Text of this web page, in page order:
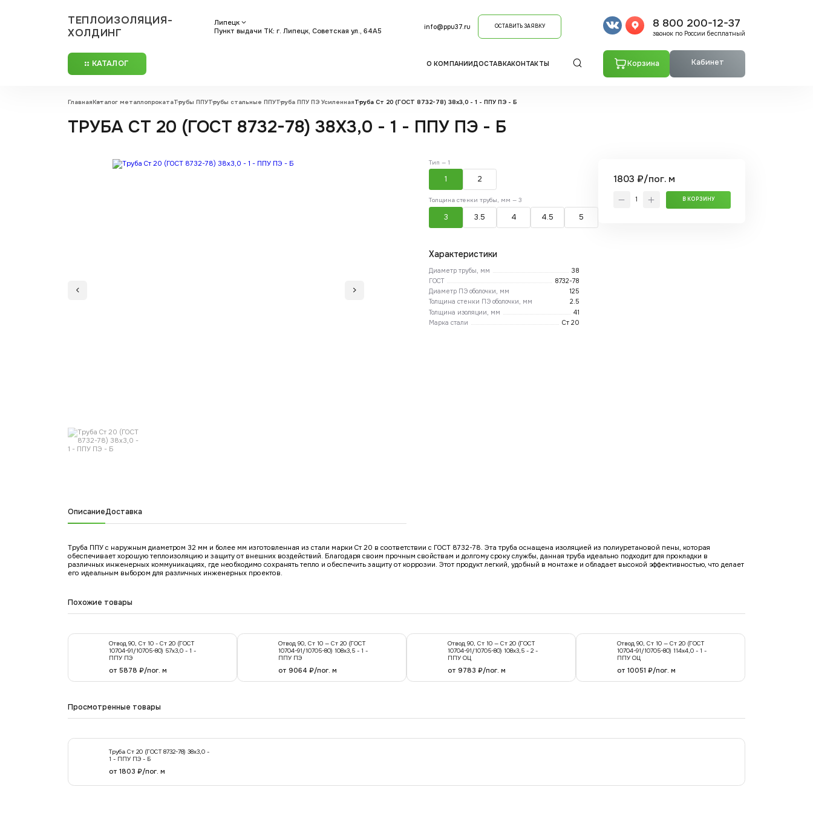
ТЕПЛОИЗОЛЯЦИЯ-
ХОЛДИНГ
Липецк
Пункт выдачи ТК: г. Липецк, Советская ул., 64А5
info@ppu37.ru ОСТАВИТЬ ЗАЯВКУ 8 800 200-12-37
звонок по России бесплатный
КАТАЛОГ О КОМПАНИИДОСТАВКАКОНТАКТЫ Корзина Кабинет
ГлавнаяКаталог металлопрокатаТрубы ППУТрубы стальные ППУТруба ППУ ПЭ УсиленнаяТруба Ст 20 (ГОСТ 8732-78) 38х3,0 - 1 - ППУ ПЭ - Б
ТРУБА СТ 20 (ГОСТ 8732-78) 38Х3,0 - 1 - ППУ ПЭ - Б
Тип — 1
1 2
Толщина стенки трубы, мм —3
3 3.5 4 4.5 5
Характеристики
Диаметр трубы, мм
38
ГОСТ
8732-78
Диаметр ПЭ оболочки, мм
125
Толщина стенки ПЭ оболочки, мм
2.5
Толщина изоляции, мм
41
Марка стали
Ст 20
1803 ₽/пог. м
В КОРЗИНУ
ОписаниеДоставка
Труба ППУ с наружным диаметром 32 мм и более мм изготовленная из стали марки Ст 20 в соответствии с ГОСТ 8732-78. Эта труба оснащена изоляцией из полиуретановой пены, которая
обеспечивает хорошую теплоизоляцию и защиту от внешних воздействий. Благодаря своим прочным свойствам и долгому сроку службы, данная труба идеально подходит для прокладки в
различных инженерных коммуникациях, где необходимо сохранять тепло и обеспечить защиту от коррозии. Этот продукт легкий, удобный в монтаже и обладает высокой эффективностью, что делает
его идеальным выбором для различных инженерных проектов.
Похожие товары
Отвод 90, Ст 10 - Ст 20 (ГОСТ
10704-91/10705-80) 57х3,0 - 1 -
ППУ ПЭ
от 5878 ₽/пог. м
Отвод 90, Ст 10 — Ст 20 (ГОСТ
10704-91/10705-80) 108x3,5 - 1 -
ППУ ПЭ
от 9064 ₽/пог. м
Отвод 90, Ст 10 — Ст 20 (ГОСТ
10704-91/10705-80) 108x3,5 - 2 -
ППУ ОЦ
от 9783 ₽/пог. м
Отвод 90, Ст 10 — Ст 20 (ГОСТ
10704-91/10705-80) 114x4,0 - 1 -
ППУ ОЦ
от 10051 ₽/пог. м
Просмотренные товары
Труба Ст 20 (ГОСТ 8732-78) 38х3,0 -
1 - ППУ ПЭ - Б
от 1803 ₽/пог. м